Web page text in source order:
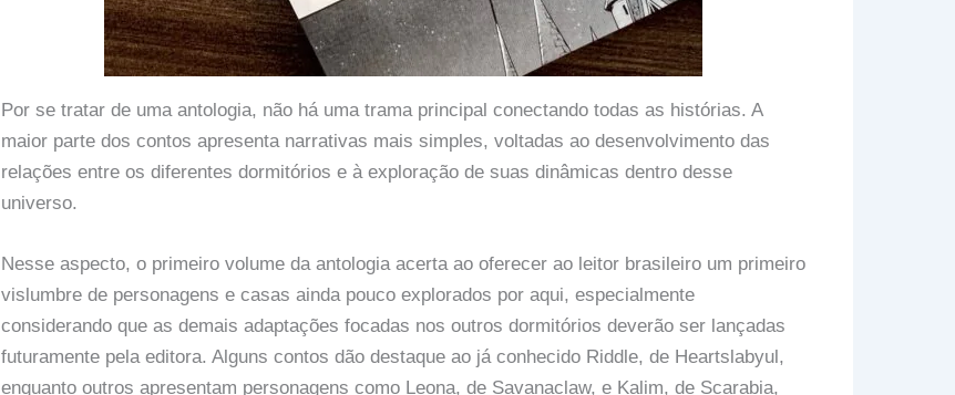
Por se tratar de uma antologia, não há uma trama principal conectando todas as histórias. A
maior parte dos contos apresenta narrativas mais simples, voltadas ao desenvolvimento das
relações entre os diferentes dormitórios e à exploração de suas dinâmicas dentro desse
universo.
Nesse aspecto, o primeiro volume da antologia acerta ao oferecer ao leitor brasileiro um primeiro
vislumbre de personagens e casas ainda pouco explorados por aqui, especialmente
considerando que as demais adaptações focadas nos outros dormitórios deverão ser lançadas
futuramente pela editora. Alguns contos dão destaque ao já conhecido Riddle, de Heartslabyul,
enquanto outros apresentam personagens como Leona, de Savanaclaw, e Kalim, de Scarabia,